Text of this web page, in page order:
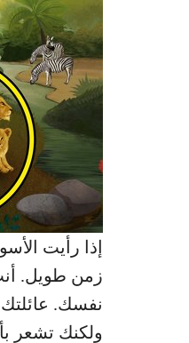
إذا رأيت
زمن طويل.
نفسك.
ولكنك تشعر